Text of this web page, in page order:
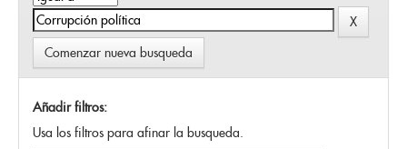
Comenzar nueva busqueda
Añadir filtros:
Usa los filtros para afinar la busqueda.